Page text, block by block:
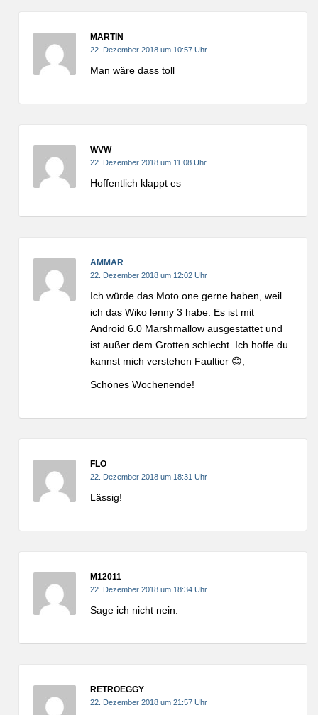
MARTIN
22. Dezember 2018 um 10:57 Uhr
Man wäre dass toll
WVW
22. Dezember 2018 um 11:08 Uhr
Hoffentlich klappt es
AMMAR
22. Dezember 2018 um 12:02 Uhr
Ich würde das Moto one gerne haben, weil
ich das Wiko lenny 3 habe. Es ist mit
Android 6.0 Marshmallow ausgestattet und
ist außer dem Grotten schlecht. Ich hoffe du
kannst mich verstehen Faultier 😊,
Schönes Wochenende!
FLO
22. Dezember 2018 um 18:31 Uhr
Lässig!
M12011
22. Dezember 2018 um 18:34 Uhr
Sage ich nicht nein.
RETROEGGY
22. Dezember 2018 um 21:57 Uhr